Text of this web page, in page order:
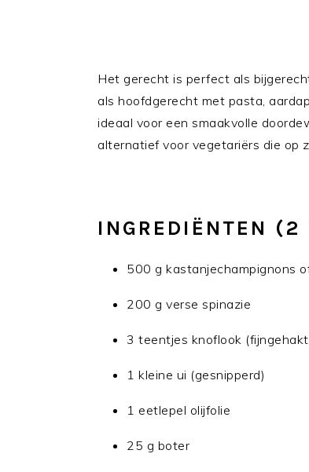
Het gerecht is perfect als
als hoofdgerecht met pasta,
ideaal voor een smaakvolle
alternatief voor vegetariërs die op
INGREDIËNTEN (2
500 g kastanjechampignons
200 g verse spinazie
3 teentjes knoflook
1 kleine ui (gesnipperd)
1 eetlepel olijfolie
25 g boter